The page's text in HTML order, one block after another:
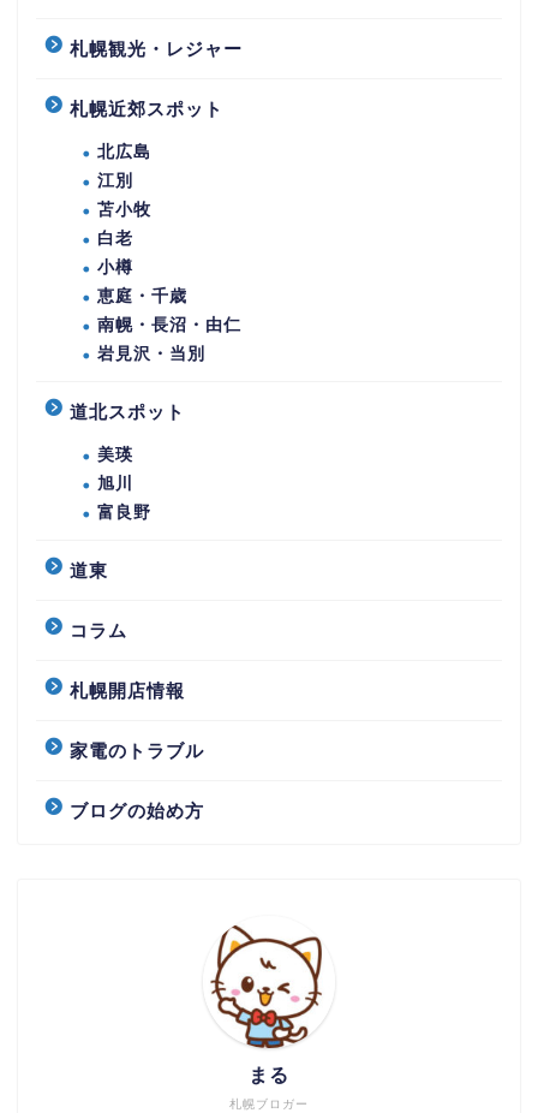
札幌観光・レジャー
札幌近郊スポット
北広島
江別
苫小牧
白老
小樽
恵庭・千歳
南幌・長沼・由仁
岩見沢・当別
道北スポット
美瑛
旭川
富良野
道東
コラム
札幌開店情報
家電のトラブル
ブログの始め方
札幌ブロガー
まる